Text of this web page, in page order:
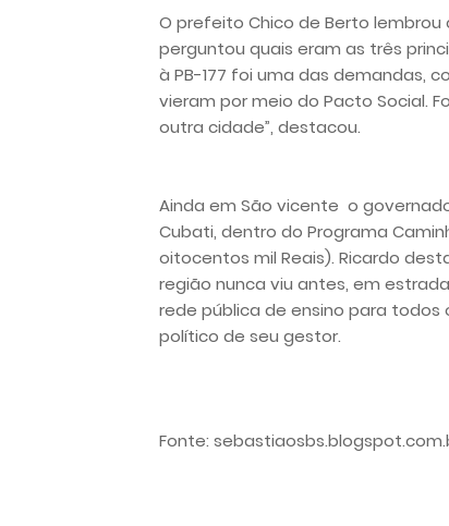
O prefeito Chico de Berto lembrou
perguntou quais eram as três
à PB-177 foi uma das demandas,
vieram por meio do Pacto Social.
outra cidade”, destacou.
Ainda em São vicente o
Cubati, dentro do Programa
oitocentos mil Reais). Ricardo
região nunca viu antes, em
rede pública de ensino para
político de seu gestor.
Fonte: